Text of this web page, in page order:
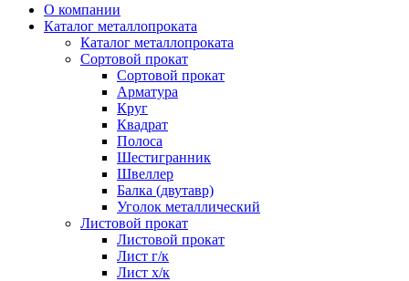
О компании
Каталог металлопроката
Каталог металлопроката
Сортовой прокат
Сортовой прокат
Арматура
Круг
Квадрат
Полоса
Шестигранник
Швеллер
Балка (двутавр)
Уголок металлический
Листовой прокат
Листовой прокат
Лист г/к
Лист х/к